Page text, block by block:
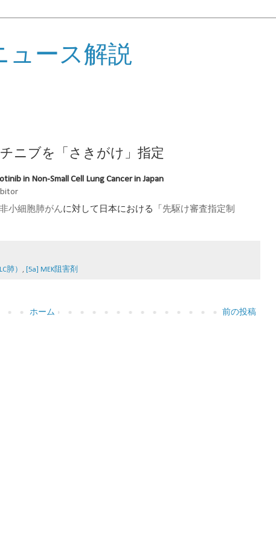
ース解説
ニブを「さきがけ」指定
in Non-Small Cell Lung Cancer in Japan
小細胞肺がんに対して日本における「 先駆け審査指定制
肺） , [5a] MEK阻害剤
前の投稿
ホーム